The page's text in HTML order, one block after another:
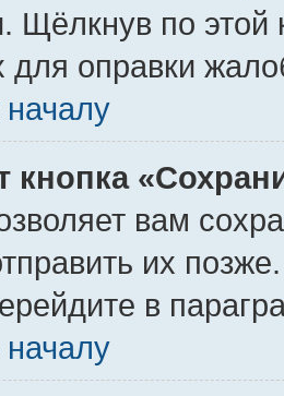
Щёлкнув по этой
для оправки
началу
кнопка
вам
их
в
началу